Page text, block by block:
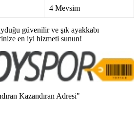
4 Mevsim
güvenilir ve şık ayakkabı
en iyi hizmeti sunun!
Kazandıran Adresi"